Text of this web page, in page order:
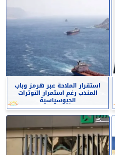
استقرار الملاحة عبر هرمز وباب
المندب رغم استمرار التوترات
الجيوسياسية